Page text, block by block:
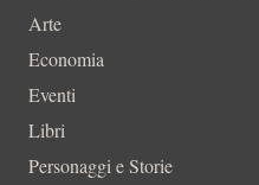
Arte
Economia
Eventi
Libri
Personaggi e Storie